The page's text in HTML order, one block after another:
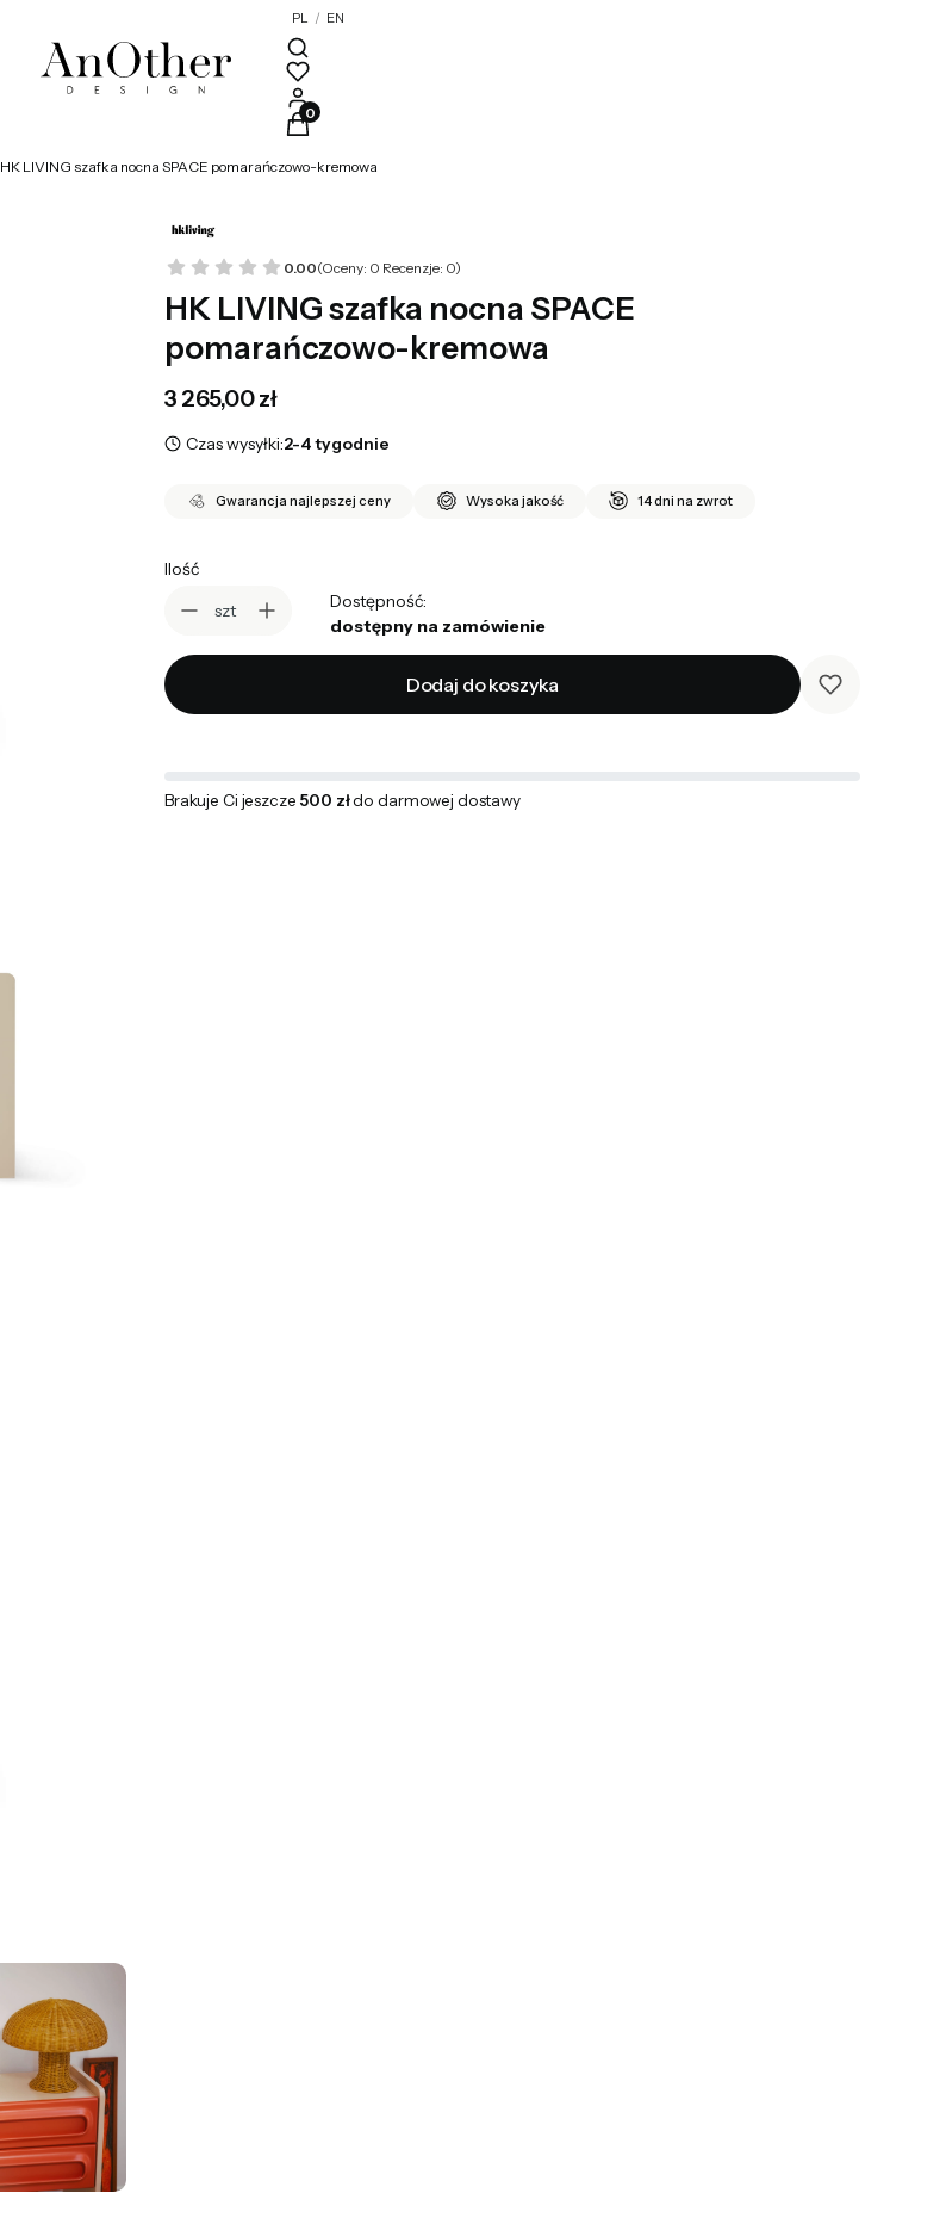
PL / EN
Produkty w koszyku: 0. Zobacz szczegóły
HK LIVING szafka nocna SPACE pomarańczowo-kremowa
0.00(Oceny: 0 Recenzje: 0)
HK LIVING szafka nocna SPACE
pomarańczowo-kremowa
Cena
3 265,00 zł
Czas wysyłki:2-4 tygodnie
Gwarancja najlepszej ceny Wysoka jakość 14 dni na zwrot
Ilość
szt
Dostępność:
dostępny na zamówienie
Dodaj do koszyka
Brakuje Ci jeszcze 500 złdo darmowej dostawy